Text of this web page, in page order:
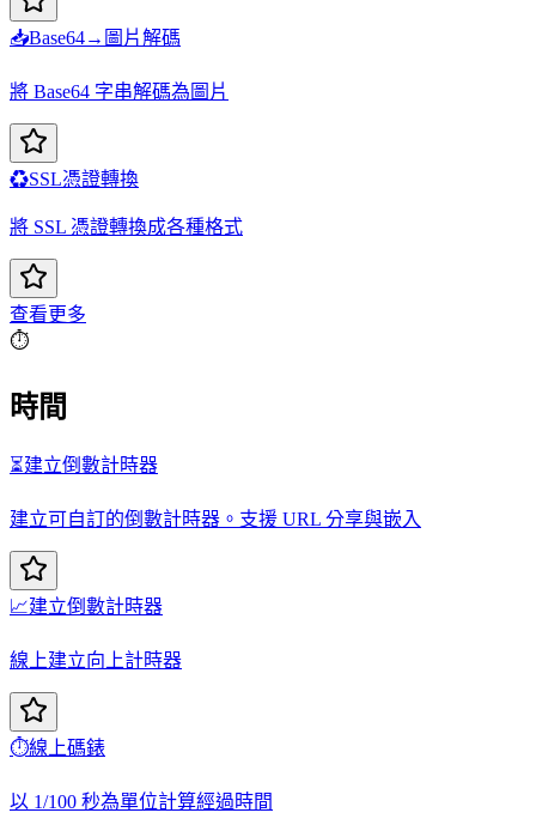
📥Base64→圖片解碼
將 Base64 字串解碼為圖片
♻️SSL憑證轉換
將 SSL 憑證轉換成各種格式
查看更多
⏱️
時間
⏳建立倒數計時器
建立可自訂的倒數計時器。支援 URL 分享與嵌入
📈建立倒數計時器
線上建立向上計時器
⏱️線上碼錶
以 1/100 秒為單位計算經過時間